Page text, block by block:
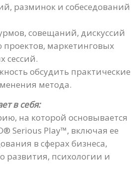
разминок и собеседований
совещаний, дискуссий
маркетинговых
сессий.
обсудить практические
метода.
в себя:
на которой основывается
Serious Play™, включая ее
в сферах бизнеса,
развития, психологии и